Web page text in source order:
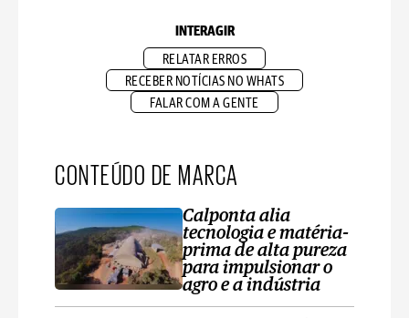
INTERAGIR
RELATAR ERROS
RECEBER NOTÍCIAS NO WHATS
FALAR COM A GENTE
CONTEÚDO DE MARCA
Calponta alia
tecnologia e matéria-
prima de alta pureza
para impulsionar o
agro e a indústria